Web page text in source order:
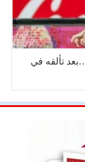
تألقه في